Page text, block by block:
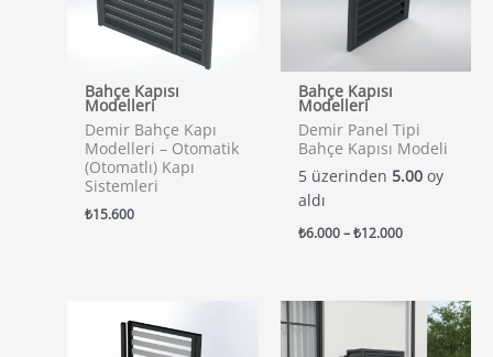
Bahçe Kapısı
Modelleri
Demir Bahçe Kapı
Modelleri – Otomatik
(Otomatlı) Kapı
Sistemleri
₺15.600
Bahçe Kapısı
Modelleri
Demir Panel Tipi
Bahçe Kapısı Modeli
5 üzerinden 5.00oy
aldı
₺6.000–₺12.000Fiyat
₺12.000